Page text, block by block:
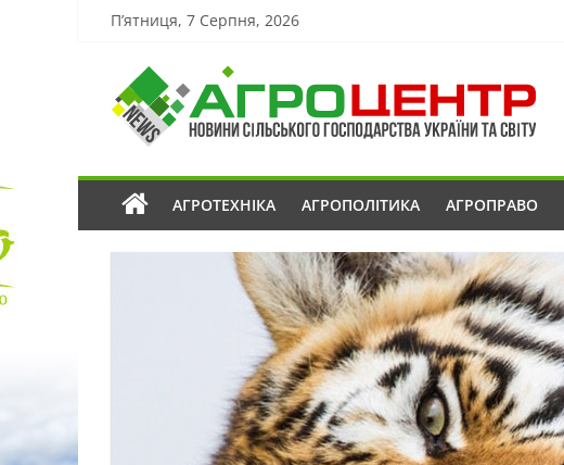
П’ятниця, 7 Серпня, 2026
АГРОТЕХНІКА АГРОПОЛІТИКА АГРОПРАВО